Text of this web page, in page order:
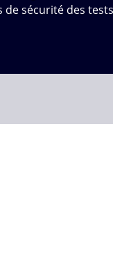
sécurité des tests